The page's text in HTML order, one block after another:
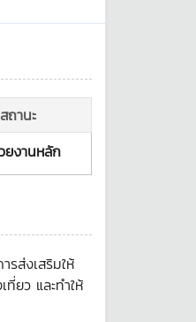
สถานะ
ยงานหลัก
รส่งเสริมให้
ยว และทำให้